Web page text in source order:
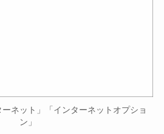
ーネット」「インターネットオプショ
ン」